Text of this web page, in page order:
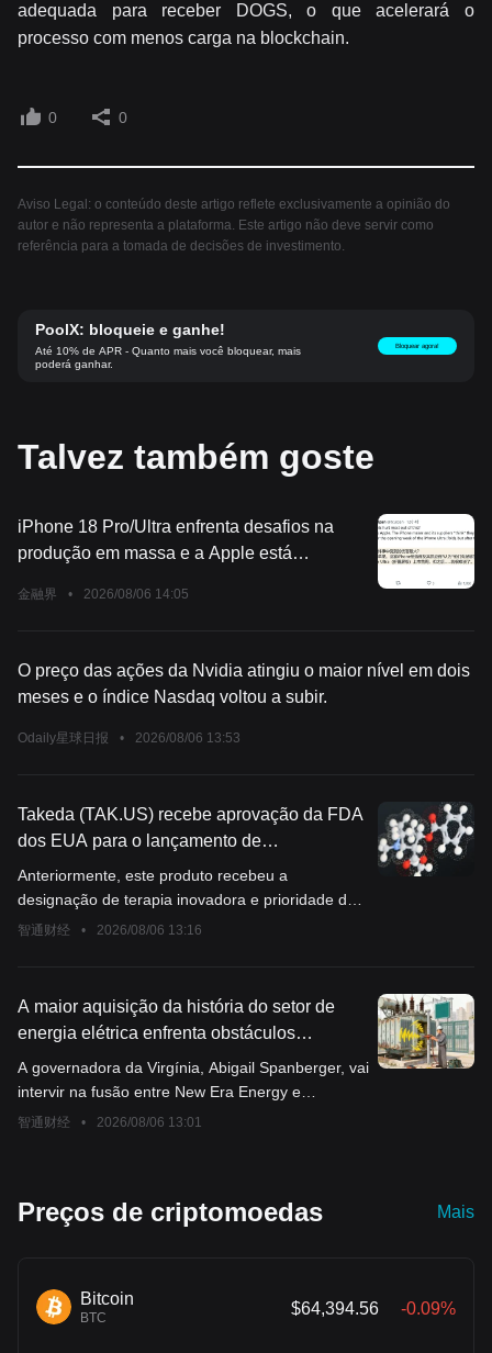
adequada para receber DOGS, o que acelerará o
processo com menos carga na blockchain.
0 0
Aviso Legal: o conteúdo deste artigo reflete exclusivamente a opinião do
autor e não representa a plataforma. Este artigo não deve servir como
referência para a tomada de decisões de investimento.
PoolX: bloqueie e ganhe!
Até 10% de APR - Quanto mais você bloquear, mais
poderá ganhar.
Bloquear agora!
Talvez também goste
iPhone 18 Pro/Ultra enfrenta desafios na
produção em massa e a Apple está
金融界 • 2026/08/06 14:05
O preço das ações da Nvidia atingiu o maior nível em dois
meses e o índice Nasdaq voltou a subir.
Odaily星球日报 • 2026/08/06 13:53
Takeda (TAK.US) recebe aprovação da FDA
dos EUA para o lançamento de
OXPRAYTON, indicado para o tratamento da
narcolepsia tipo 1
Anteriormente, este produto recebeu a
designação de terapia inovadora e prioridade de
revisão concedidas pela FDA.
智通财经 • 2026/08/06 13:16
A maior aquisição da história do setor de
energia elétrica enfrenta obstáculos
regulatórios! O governador da Virgínia irá
intervir na fusão entre NextEra Energy
(NEE.US) e Dominion Energy (D.US)
A governadora da Virgínia, Abigail Spanberger, vai
intervir na fusão entre New Era Energy e
Dominion Energy, o que aumenta ainda mais a
智通财经 • 2026/08/06 13:01
Preços de criptomoedas Mais
Bitcoin
BTC
$64,394.56 -0.09%